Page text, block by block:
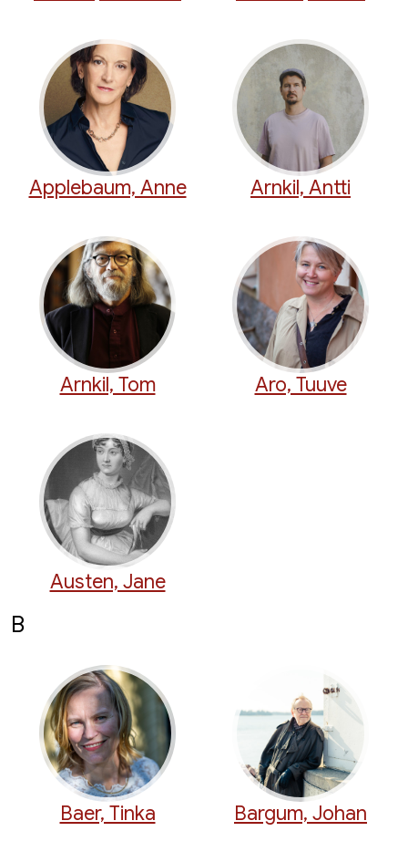
Applebaum, Anne Arnkil, Antti
Arnkil, Tom Aro, Tuuve
Austen, Jane
B
Baer, Tinka Bargum, Johan